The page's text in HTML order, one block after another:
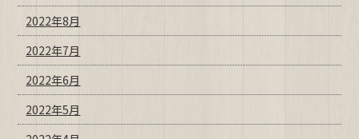
2022年8月
2022年7月
2022年6月
2022年5月